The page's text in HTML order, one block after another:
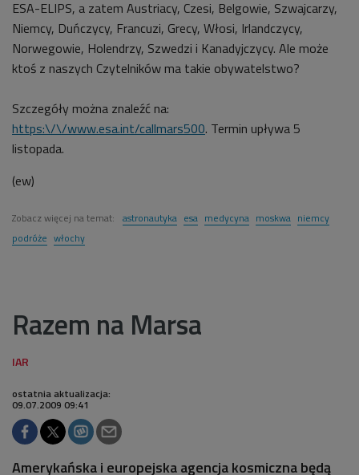
ESA-ELIPS, a zatem Austriacy, Czesi, Belgowie, Szwajcarzy,
Niemcy, Duńczycy, Francuzi, Grecy, Włosi, Irlandczycy,
Norwegowie, Holendrzy, Szwedzi i Kanadyjczycy. Ale może
ktoś z naszych Czytelników ma takie obywatelstwo?
Szczegóły można znaleźć na:
https:\/\/www.esa.int/callmars500. Termin upływa 5
listopada.
(ew)
Zobacz więcej na temat: astronautyka esa medycyna moskwa niemcy
podróże włochy
Razem na Marsa
ostatnia aktualizacja:
09.07.2009 09:41
Amerykańska i europejska agencja kosmiczna będą